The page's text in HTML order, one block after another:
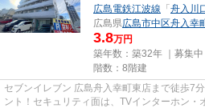
広島電鉄江波線 「 舟入川
広島県広島市中区舟入幸
3.8万円
築年数：築32年 ｜募集中
階数：8階建
セブンイレブン 広島舟入幸町東店まで徒歩7
ント！セキュリティ面は、TVインターホン